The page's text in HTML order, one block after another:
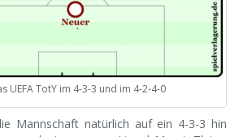
UEFA TotY im 4-3-3 und im 4-2-4-0
Mannschaft natürlich auf ein 4-3-3 hin